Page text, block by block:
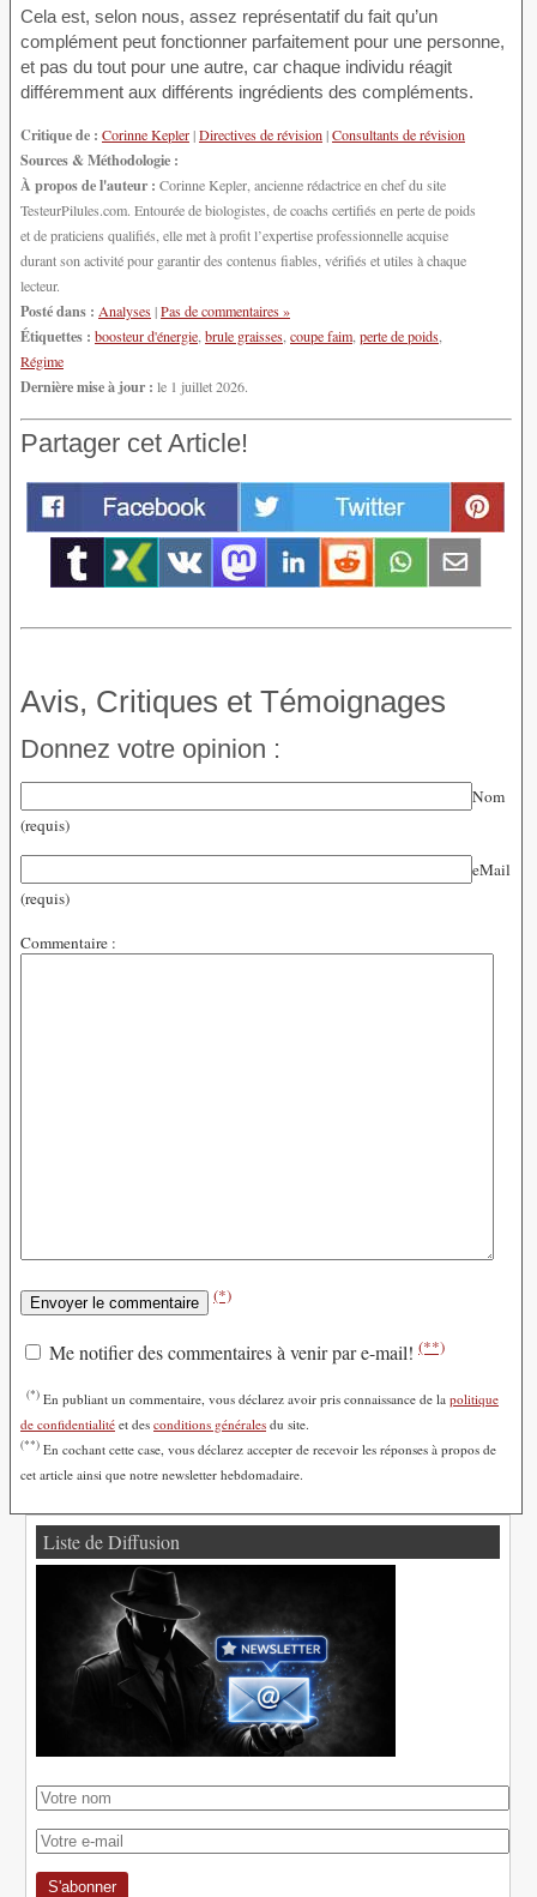
Cela est, selon nous, assez représentatif du fait qu’un
complément peut fonctionner parfaitement pour une personne,
et pas du tout pour une autre, car chaque individu réagit
différemment aux différents ingrédients des compléments.
Critique de : Corinne Kepler|Directives de révision|Consultants de révision
Sources & Méthodologie :
À propos de l'auteur : Corinne Kepler, ancienne rédactrice en chef du site
TesteurPilules.com. Entourée de biologistes, de coachs certifiés en perte de poids
et de praticiens qualifiés, elle met à profit l’expertise professionnelle acquise
durant son activité pour garantir des contenus fiables, vérifiés et utiles à chaque
lecteur.
Posté dans : Analyses|Pas de commentaires »
Étiquettes : boosteur d'énergie brule graisses coupe faim perte de poids
Régime
Dernière mise à jour : le 1 juillet 2026.
Partager cet Article!
Avis, Critiques et Témoignages
Donnez votre opinion :
Nom
(requis)
eMail
(requis)
Commentaire :
(*)
Me notifier des commentaires à venir par e-mail! (**)
(*) En publiant un commentaire, vous déclarez avoir pris connaissance de la politique
de confidentialité et des conditions générales du site.
(**) En cochant cette case, vous déclarez accepter de recevoir les réponses à propos de
cet article ainsi que notre newsletter hebdomadaire.
Liste de Diffusion
S'abonner